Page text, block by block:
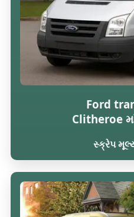
Ford
Clitheroe
સ્ક્રેપ